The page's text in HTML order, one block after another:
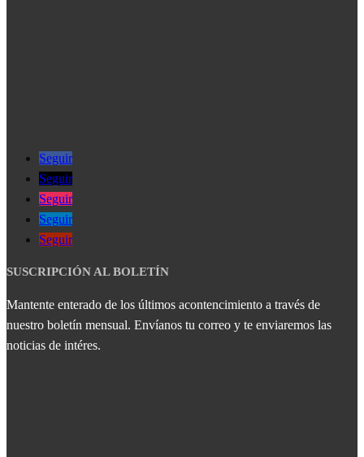
Seguir
Seguir
Seguir
Seguir
Seguir
SUSCRIPCIÓN AL BOLETÍN
Mantente enterado de los últimos acontencimiento a través de
nuestro boletín mensual. Envíanos tu correo y te enviaremos las
noticias de intéres.